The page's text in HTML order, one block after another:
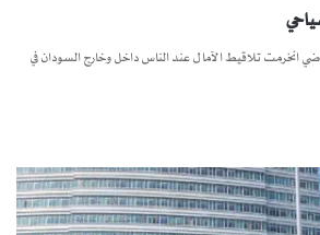
انخرمت تلاقيط الآمال عند الناس داخل وخارج السودان في